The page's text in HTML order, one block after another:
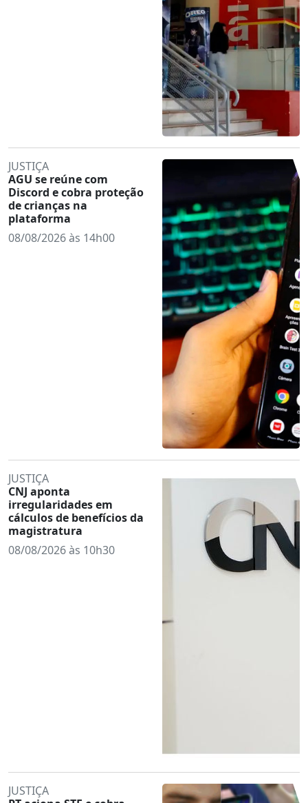
JUSTIÇA
AGU se reúne com
Discord e cobra proteção
de crianças na
plataforma
08/08/2026 às 14h00
JUSTIÇA
CNJ aponta
irregularidades em
cálculos de benefícios da
magistratura
08/08/2026 às 10h30
JUSTIÇA